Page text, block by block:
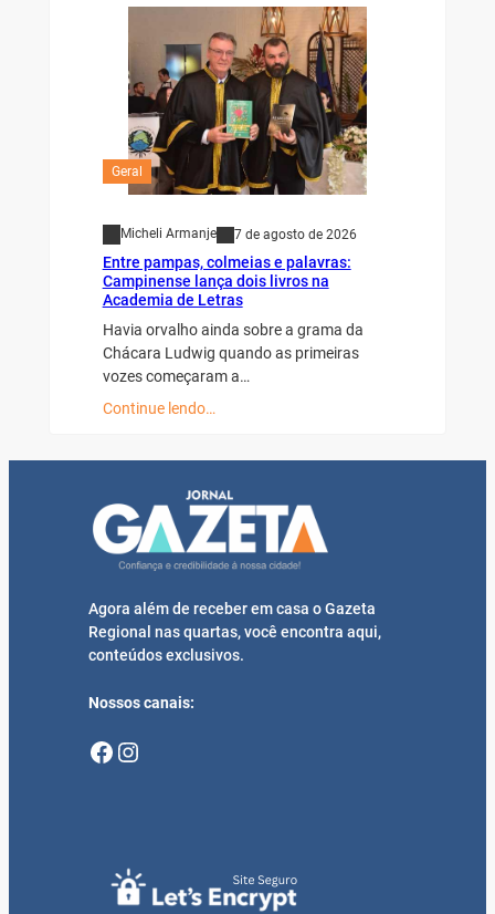
Geral
Micheli Armanje 7 de agosto de 2026
Entre pampas, colmeias e palavras:
Campinense lança dois livros na
Academia de Letras
Havia orvalho ainda sobre a grama da
Chácara Ludwig quando as primeiras
vozes começaram a…
Continue lendo…
Agora além de receber em casa o Gazeta
Regional nas quartas, você encontra aqui,
conteúdos exclusivos.
Nossos canais:
Facebook Instagram